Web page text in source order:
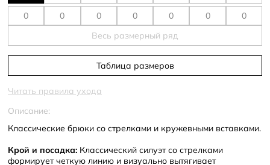
Весь размерный ряд
Таблица размеров
Читать правила ухода
Описание:
Классические брюки со стрелками и кружевными вставками.
Крой и посадка: Классический силуэт со стрелками
формирует четкую линию и визуально вытягивает